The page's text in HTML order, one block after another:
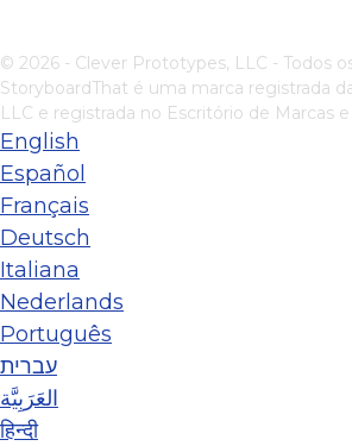
© 2026 - Clever Prototypes, LLC - Todos
StoryboardThat é uma marca registrada
LLC e registrada no Escritório de Marcas
English
Español
Français
Deutsch
Italiana
Nederlands
Português
עברית
العَرَبِيَّة
हिन्दी